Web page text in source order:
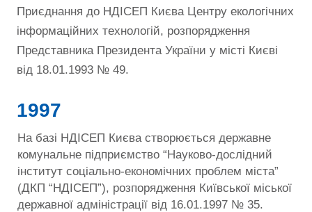
Приєднання до НДІСЕП Києва Центру екологічних
інформаційних технологій, розпорядження
Представника Президента України у місті Києві
від 18.01.1993 № 49.
1997
На базі НДІСЕП Києва створюється державне
комунальне підприємство “Науково-дослідний
інститут соціально-економічних проблем міста”
(ДКП “НДІСЕП”), розпорядження Київської міської
державної адміністрації від 16.01.1997 № 35.